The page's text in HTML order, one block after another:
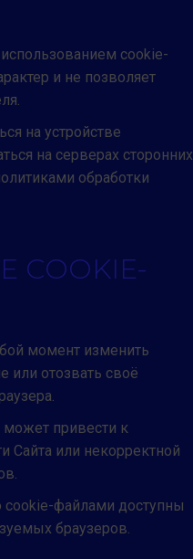
cookie-
и не позволяет
на устройстве
на серверах сторонних
обработки
COOKIE-
момент изменить
или отозвать своё
привести к
Сайта или некорректной
cookie-файлами доступны
браузеров.